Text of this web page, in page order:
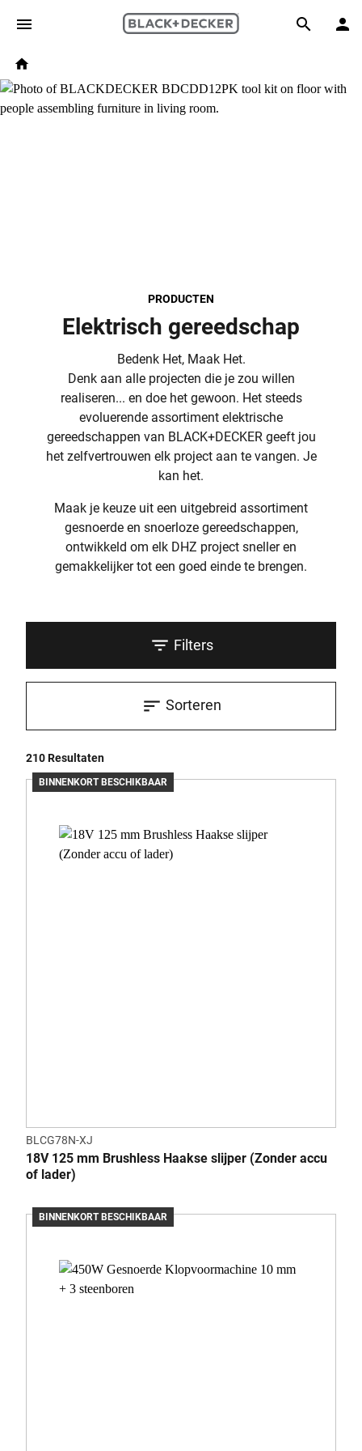
Skip to main content
Search
Breadcrumb
PRODUCTEN
Elektrisch gereedschap
Bedenk Het, Maak Het.
Denk aan alle projecten die je zou willen
realiseren... en doe het gewoon. Het steeds
evoluerende assortiment elektrische
gereedschappen van BLACK+DECKER geeft jou
het zelfvertrouwen elk project aan te vangen. Je
kan het.
Maak je keuze uit een uitgebreid assortiment
gesnoerde en snoerloze gereedschappen,
ontwikkeld om elk DHZ project sneller en
gemakkelijker tot een goed einde te brengen.
Filters
210 Resultaten
Sorteren
BINNENKORT BESCHIKBAAR
BLCG78N-XJ
18V 125 mm Brushless Haakse slijper (Zonder accu
of lader)
BINNENKORT BESCHIKBAAR